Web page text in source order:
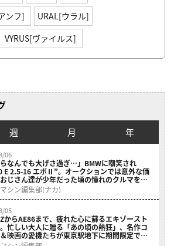
ンフ]
URAL[ウラル]
VYRUS[ヴァイルス]
週 月 年
06
らなんでも大げさ過ぎ…」BMWに嘲笑され
E 2.5-16 エボⅡ”。オークションでは意外な価
じさん達が少年だった頃の憧れのクルマを深
シン編集部(ナカ)
05
からAE86まで、疲れた心に蘇るエキゾースト
忙しい大人に贈る「あの頃の熱狂」、名作コ
映画の愛機たちが東京駅地下に期間限定で集